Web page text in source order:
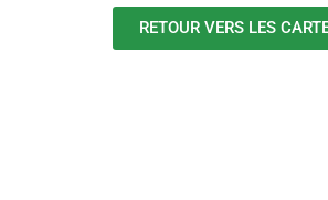
RETOUR VERS LES